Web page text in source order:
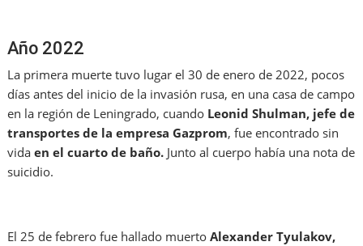
Año 2022
La primera muerte tuvo lugar el 30 de enero de 2022, pocos
días antes del inicio de la invasión rusa, en una casa de campo
en la región de Leningrado, cuando Leonid Shulman, jefe de
transportes de la empresa Gazprom, fue encontrado sin
vida en el cuarto de baño. Junto al cuerpo había una nota de
suicidio.
El 25 de febrero fue hallado muertoAlexander Tyulakov,